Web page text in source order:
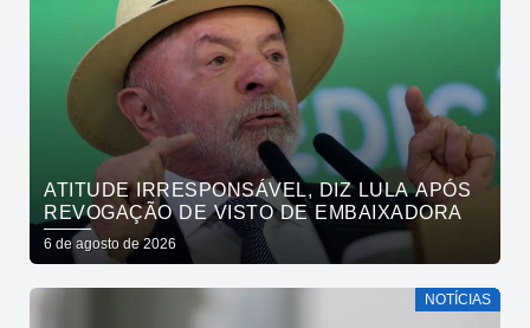
ATITUDE IRRESPONSÁVEL, DIZ LULA APÓS
REVOGAÇÃO DE VISTO DE EMBAIXADORA
6 de agosto de 2026
NOTÍCIAS